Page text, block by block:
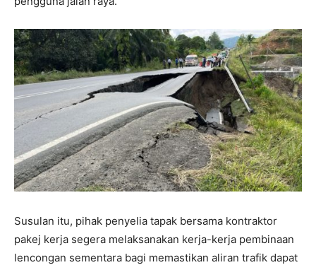
Susulan itu, pihak penyelia tapak bersama kontraktor
pakej kerja segera melaksanakan kerja-kerja pembinaan
lencongan sementara bagi memastikan aliran trafik dapat